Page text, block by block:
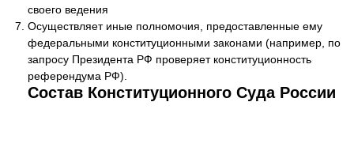
своего ведения
Осуществляет иные полномочия, предоставленные ему
федеральными конституционными законами (например, по
запросу Президента РФ проверяет конституционность
референдума РФ).
Состав Конституционного Суда России